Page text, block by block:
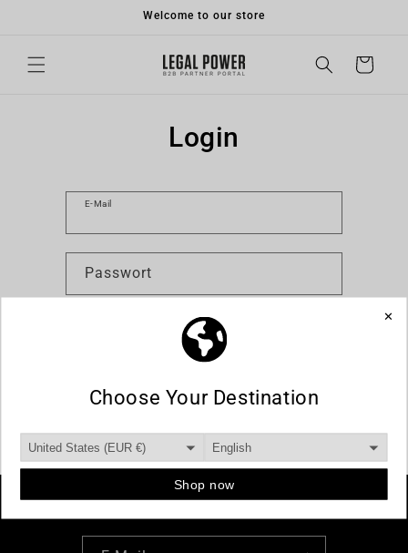
Welcome to our store
Warenkorb
Login
E-Mail
Passwort
Hast du dein Passwort vergessen?